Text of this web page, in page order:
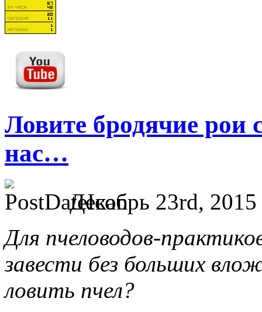
Ловите бродячие рои
нас…
Декабрь 23rd,
Для пчеловодов-
завести без больших
ловить пчел?